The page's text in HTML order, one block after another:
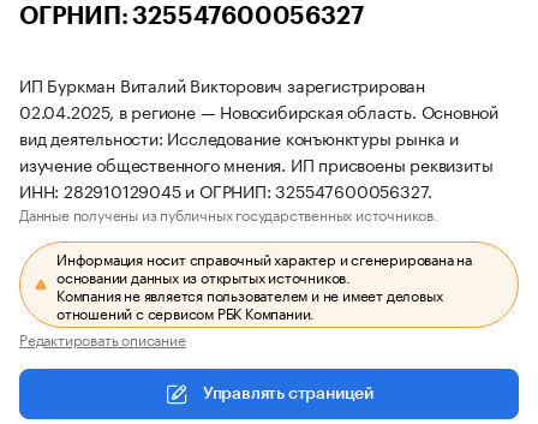
ОГРНИП: 325547600056327
ИП Буркман Виталий Викторович зарегистрирован
02.04.2025, в регионе — Новосибирская область. Основной
вид деятельности: Исследование конъюнктуры рынка и
изучение общественного мнения. ИП присвоены реквизиты
ИНН: 282910129045 и ОГРНИП: 325547600056327.
Данные получены из публичных государственных источников.
Информация носит справочный характер и сгенерирована на
основании данных из открытых источников.
Компания не является пользователем и не имеет деловых
отношений с сервисом РБК Компании.
Редактировать описание
Управлять страницей